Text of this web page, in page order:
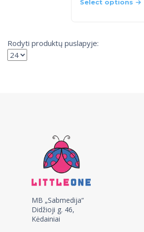
Select options
Rodyti produktų puslapyje:
MB „Sabmedija“
Didžioji g. 46,
Kėdainiai